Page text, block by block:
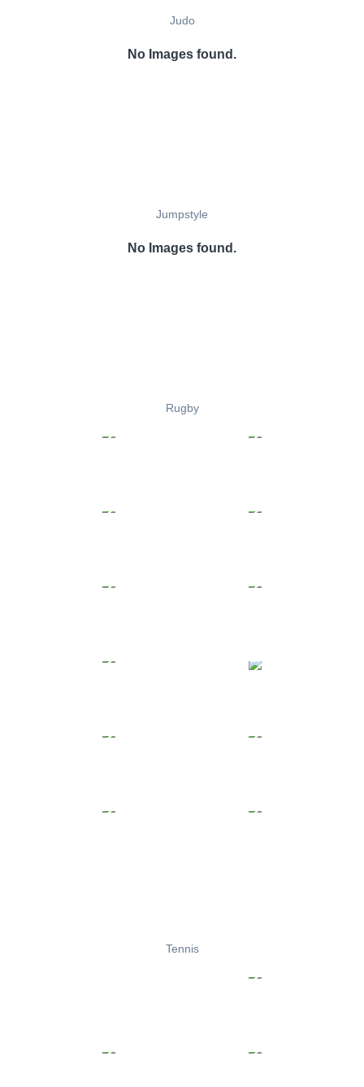
Judo
No Images found.
Jumpstyle
No Images found.
Rugby
Tennis